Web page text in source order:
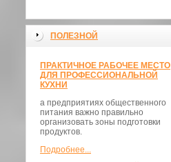
ПОЛЕЗНОЙ
ПРАКТИЧНОЕ РАБОЧЕЕ МЕСТО
ДЛЯ ПРОФЕССИОНАЛЬНОЙ
КУХНИ
а предприятиях общественного
питания важно правильно
организовать зоны подготовки
продуктов.
Подробнее...